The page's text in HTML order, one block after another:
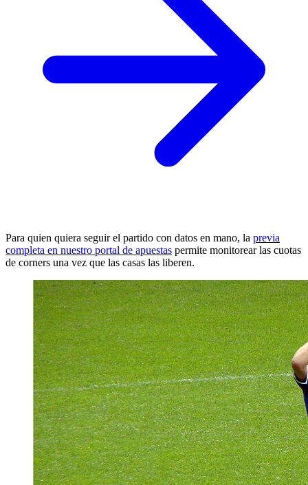
Para quien quiera seguir el partido con datos en mano, la previa
completa en nuestro portal de apuestas permite monitorear las cuotas
de corners una vez que las casas las liberen.